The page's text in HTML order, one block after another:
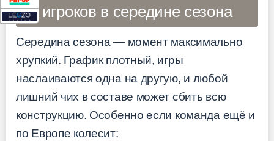
игроков в середине сезона
Середина сезона — момент максимально
хрупкий. График плотный, игры
наслаиваются одна на другую, и любой
лишний чих в составе может сбить всю
конструкцию. Особенно если команда ещё и
по Европе колесит: